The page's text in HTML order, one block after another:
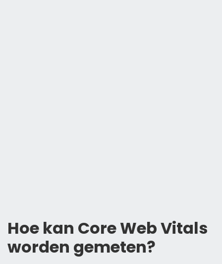
Hoe kan Core Web Vitals
worden gemeten?